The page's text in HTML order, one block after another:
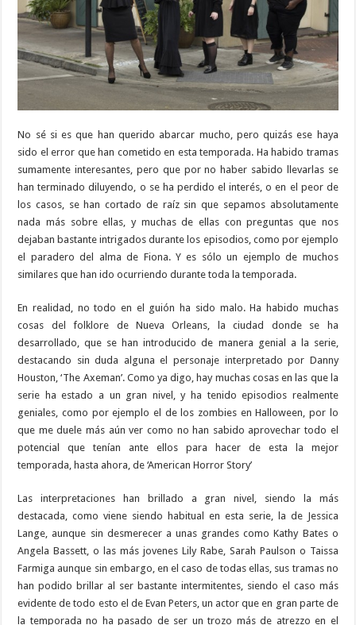
No sé si es que han querido abarcar mucho, pero quizás ese haya
sido el error que han cometido en esta temporada. Ha habido tramas
sumamente interesantes, pero que por no haber sabido llevarlas se
han terminado diluyendo, o se ha perdido el interés, o en el peor de
los casos, se han cortado de raíz sin que sepamos absolutamente
nada más sobre ellas, y muchas de ellas con preguntas que nos
dejaban bastante intrigados durante los episodios, como por ejemplo
el paradero del alma de Fiona. Y es sólo un ejemplo de muchos
similares que han ido ocurriendo durante toda la temporada.
En realidad, no todo en el guión ha sido malo. Ha habido muchas
cosas del folklore de Nueva Orleans, la ciudad donde se ha
desarrollado, que se han introducido de manera genial a la serie,
destacando sin duda alguna el personaje interpretado por Danny
Houston, ‘The Axeman’. Como ya digo, hay muchas cosas en las que la
serie ha estado a un gran nivel, y ha tenido episodios realmente
geniales, como por ejemplo el de los zombies en Halloween, por lo
que me duele más aún ver como no han sabido aprovechar todo el
potencial que tenían ante ellos para hacer de esta la mejor
temporada, hasta ahora, de ‘American Horror Story’
Las interpretaciones han brillado a gran nivel, siendo la más
destacada, como viene siendo habitual en esta serie, la de Jessica
Lange, aunque sin desmerecer a unas grandes como Kathy Bates o
Angela Bassett, o las más jovenes Lily Rabe, Sarah Paulson o Taissa
Farmiga aunque sin embargo, en el caso de todas ellas, sus tramas no
han podido brillar al ser bastante intermitentes, siendo el caso más
evidente de todo esto el de Evan Peters, un actor que en gran parte de
la temporada no ha pasado de ser un trozo más de atrezzo en el